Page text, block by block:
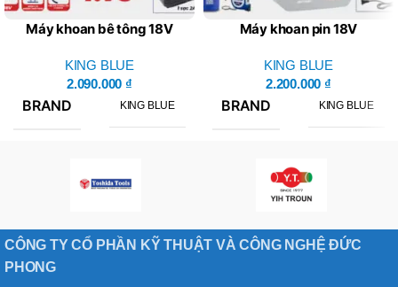
Máy khoan bê tông 18V
Chưa Bao Gồm Pin, Sạc)
KING BLUE
2.090.000 ₫
BRAND KING BLUE
Máy khoan pin 18V
(Combo Bao Gồm 1 Thân
Máy, 1 Pin, 1 Sạc)
KING BLUE
2.200.000 ₫
BRAND KING BLUE
CÔNG TY CỔ PHẦN KỸ THUẬT VÀ CÔNG NGHỆ ĐỨC
PHONG